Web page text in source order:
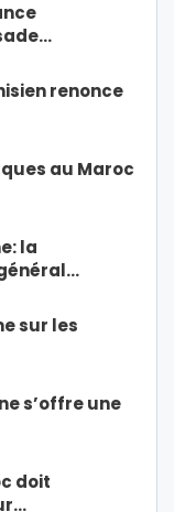
renonce
au Maroc
la
sur les
s’offre une
doit